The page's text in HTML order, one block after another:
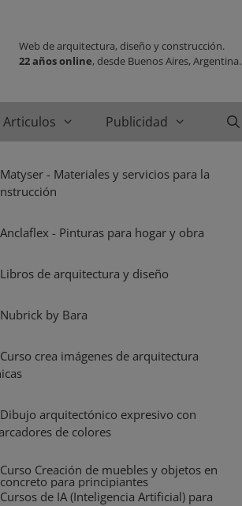
Web de arquitectura, diseño y construcción.
22 años online, desde Buenos Aires, Argentina.
Articulos Publicidad